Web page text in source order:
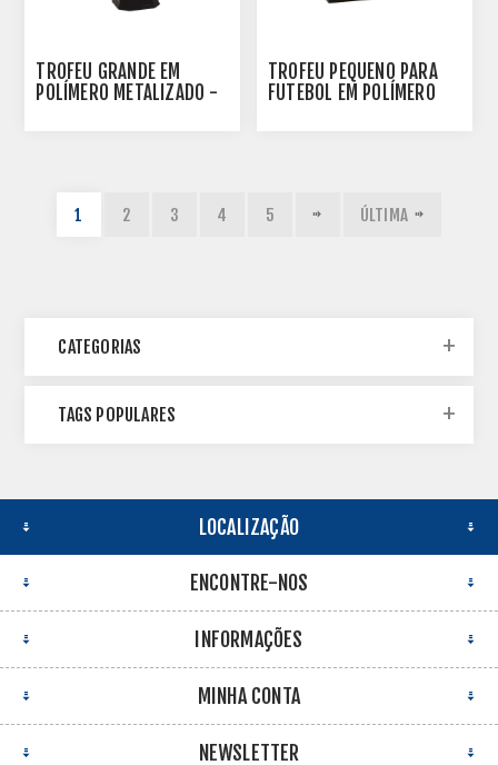
TROFÉU GRANDE EM
POLÍMERO METALIZADO -
TROFÉU PEQUENO PARA
FUTEBOL EM POLÍMERO
1 2 3 4 5 ÚLTIMA
CATEGORIAS
TAGS POPULARES
LOCALIZAÇÃO
ENCONTRE-NOS
INFORMAÇÕES
MINHA CONTA
NEWSLETTER